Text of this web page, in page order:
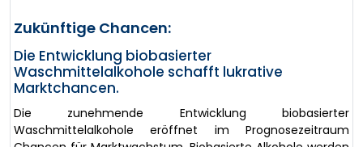
Zukünftige Chancen:
Die Entwicklung biobasierter
Waschmittelalkohole schafft lukrative
Marktchancen.
Die zunehmende Entwicklung biobasierter
Waschmittelalkohole eröffnet im Prognosezeitraum